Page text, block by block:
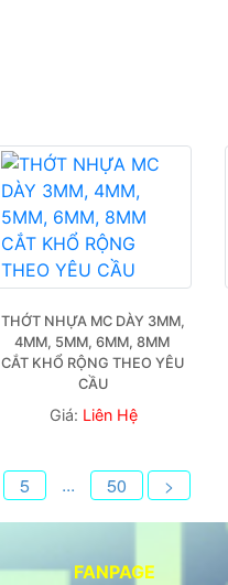
THỚT NHỰA MC DÀY 3MM,
4MM, 5MM, 6MM, 8MM
CẮT KHỔ RỘNG THEO YÊU
CẦU
Giá: Liên Hệ
5 ... 50 >
FANPAGE